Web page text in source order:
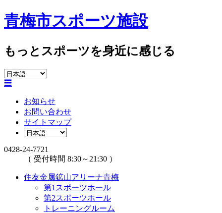
青梅市スポーツ施設
もっとスポーツを身近に感じる
☰
お知らせ
お問い合わせ
サイトマップ
0428-24-7721
（ 受付時間 8:30～21:30 ）
住友金属鉱山アリーナ青梅
第1スポーツホール
第2スポーツホール
トレーニングルーム